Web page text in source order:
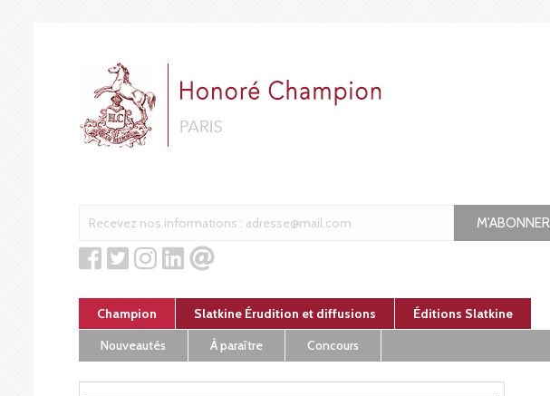
M'ABONNER
Champion Slatkine Érudition et diffusions Éditions Slatkine
Nouveautés
À paraître Concours